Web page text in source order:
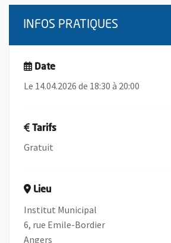
INFOS PRATIQUES
Date
Le 14.04.2026 de 18:30 à 20:00
Tarifs
Gratuit
Lieu
Institut Municipal
6, rue Emile-Bordier
Angers